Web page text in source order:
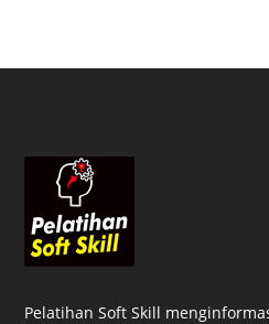
Pelatihan Soft Skill